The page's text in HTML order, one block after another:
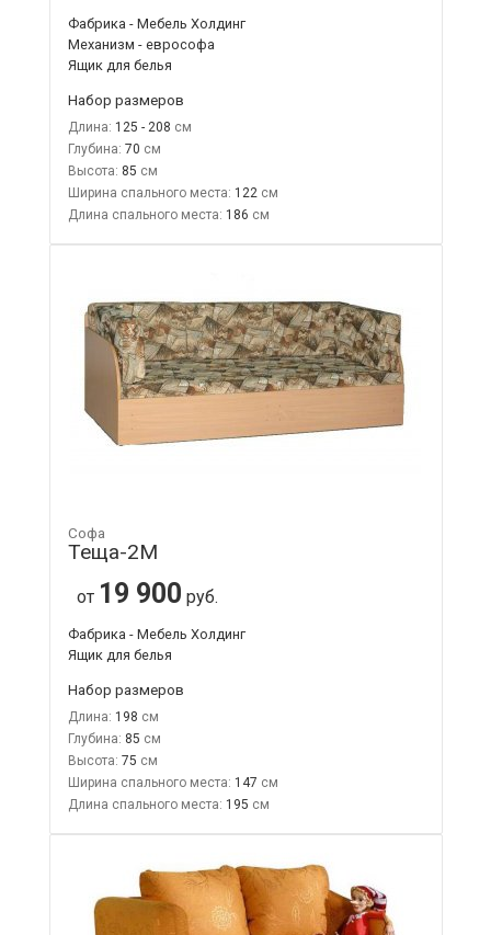
Фабрика - Мебель Холдинг
Механизм - еврософа
Ящик для белья
Набор размеров
Длина: 125 - 208
Глубина: 70
Высота: 85
Ширина спального места: 122
Длина спального места: 186
Софа
Теща-2М
от 19 900 руб.
Фабрика - Мебель Холдинг
Ящик для белья
Набор размеров
Длина: 198
Глубина: 85
Высота: 75
Ширина спального места: 147
Длина спального места: 195